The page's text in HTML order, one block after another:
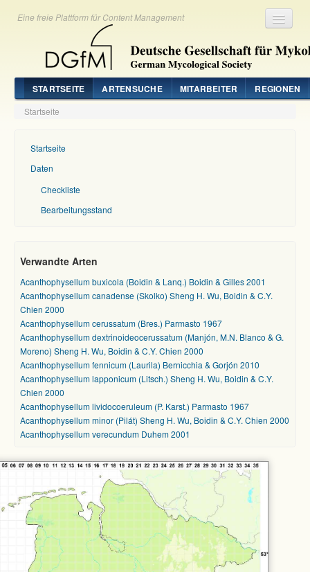
Eine freie Plattform für Content Management
STARTSEITE ARTENSUCHE MITARBEITER REGIONEN
Startseite
Startseite
Daten
Checkliste
Bearbeitungsstand
Verwandte Arten
Acanthophysellum buxicola (Boidin & Lanq.) Boidin & Gilles 2001
Acanthophysellum canadense (Skolko) Sheng H. Wu, Boidin & C.Y.
Chien 2000
Acanthophysellum cerussatum (Bres.) Parmasto 1967
Acanthophysellum dextrinoideocerussatum (Manjón, M.N. Blanco & G.
Moreno) Sheng H. Wu, Boidin & C.Y. Chien 2000
Acanthophysellum fennicum (Laurila) Bernicchia & Gorjón 2010
Acanthophysellum lapponicum (Litsch.) Sheng H. Wu, Boidin & C.Y.
Chien 2000
Acanthophysellum lividocoeruleum (P. Karst.) Parmasto 1967
Acanthophysellum minor (Pilát) Sheng H. Wu, Boidin & C.Y. Chien 2000
Acanthophysellum verecundum Duhem 2001